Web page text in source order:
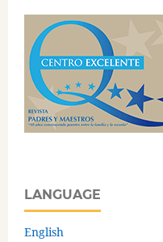
LANGUAGE
English